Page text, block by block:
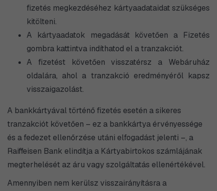
fizetés megkezdéséhez kártyaadataidat szükséges
kitölteni.
A kártyaadatok megadását követően a Fizetés
gombra kattintva indíthatod el a tranzakciót.
A fizetést követően visszatérsz a Webáruház
oldalára, ahol a tranzakció eredményéről kapsz
visszaigazolást.
A bankkártyával történő fizetés esetén a sikeres
tranzakciót követően – ez a bankkártya érvényessége
és a fedezet ellenőrzése utáni elfogadást jelenti –, a
Raiffeisen Bank elindítja a Kártyabirtokos számlájának
megterhelését az áru vagy szolgáltatás ellenértékével.
Amennyiben nem kerülsz visszairányításra a